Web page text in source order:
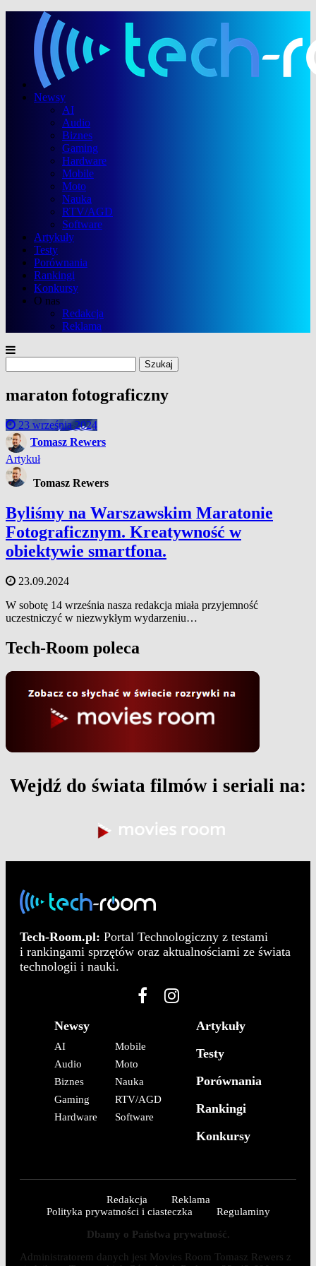
Newsy
AI
Audio
Biznes
Gaming
Hardware
Mobile
Moto
Nauka
RTV/AGD
Software
Artykuły
Testy
Porównania
Rankingi
Konkursy
O nas
Redakcja
Reklama
maraton fotograficzny
23 września 2024
Tomasz Rewers
Artykuł
Tomasz Rewers
Byliśmy na Warszawskim Maratonie
Fotograficznym. Kreatywność w
obiektywie smartfona.
23.09.2024
W sobotę 14 września nasza redakcja miała przyjemność
uczestniczyć w niezwykłym wydarzeniu…
Tech-Room poleca
Wejdź do świata filmów i seriali na:
Tech-Room.pl: Portal Technologiczny z testami
i rankingami sprzętów oraz aktualnościami ze świata
technologii i nauki.
Newsy
AI
Audio
Biznes
Gaming
Hardware
Mobile
Moto
Nauka
RTV/AGD
Software
Artykuły
Testy
Porównania
Rankingi
Konkursy
Redakcja
Reklama
Polityka prywatności i ciasteczka
Regulaminy
Dbamy o Państwa prywatność.
Administratorem danych jest Movies Room Tomasz Rewers z